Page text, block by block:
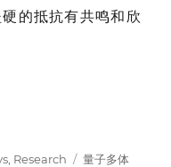
的抵抗有共鸣和欣
Research Tags
量子多体